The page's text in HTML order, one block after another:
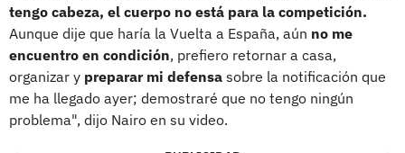
tengo cabeza, el cuerpo no está para la competición.
Aunque dije que haría la Vuelta a España, aún no me
encuentro en condición, prefiero retornar a casa,
organizar y preparar mi defensa sobre la notificación que
me ha llegado ayer; demostraré que no tengo ningún
problema", dijo Nairo en su video.